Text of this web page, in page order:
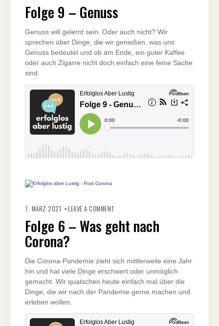
Folge 9 – Genuss
Genuss will gelernt sein. Oder auch nicht? Wir
sprechen über Dinge, die wir genießen, was uns
Genuss bedeutet und ob am Ende, ein guter Kaffee
oder auch Zigarre nicht doch einfach eine feine Sache
sind.
7. MÄRZ 2021 LEAVE A COMMENT
WAS
GEHT
Folge 6 – Was geht nach
Corona?
Die Corona-Pandemie zieht sich mittlerweile eine Jahr
hin und hat viele Dinge erschwert oder unmöglich
gemacht. Wir quatschen heute einfach mal über die
Dinge, die wir nach der Pandemie gerne machen und
erleben wollen.